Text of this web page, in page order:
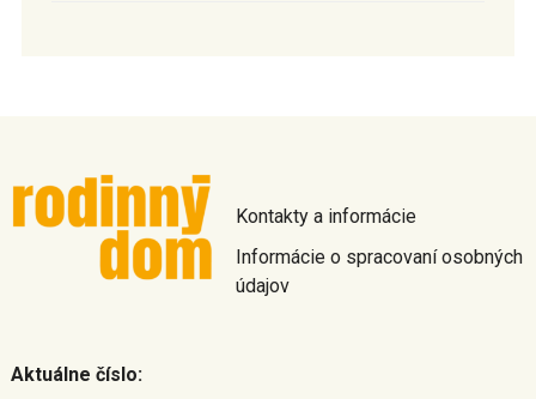
Kontakty a informácie
Informácie o spracovaní osobných
údajov
Aktuálne číslo: